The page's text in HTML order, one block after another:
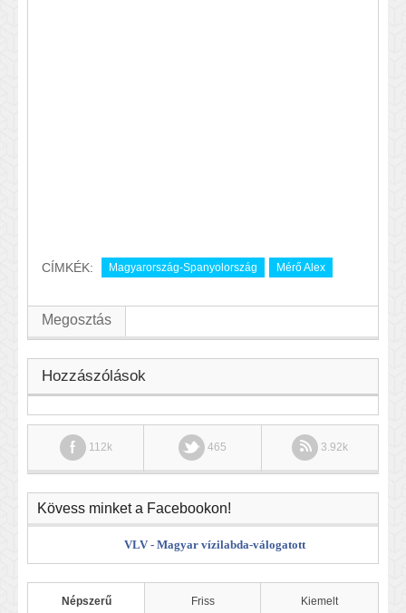
CÍMKÉK: Magyarország-Spanyolország Mérő Alex
Megosztás
Hozzászólások
112k 465 3.92k
Kövess minket a Facebookon!
VLV - Magyar vízilabda-válogatott
Népszerű Friss Kiemelt